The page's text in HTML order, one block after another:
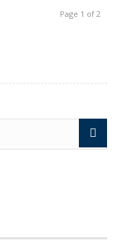
Page 1 of 2